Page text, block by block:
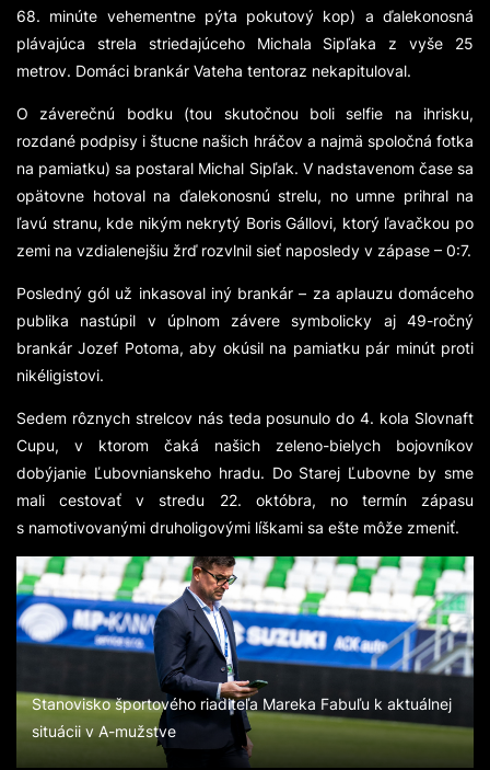
68. minúte vehementne pýta pokutový kop) a ďalekonosná
plávajúca strela striedajúceho Michala Sipľaka z vyše 25
metrov. Domáci brankár Vateha tentoraz nekapituloval.
O záverečnú bodku (tou skutočnou boli selfie na ihrisku,
rozdané podpisy i štucne našich hráčov a najmä spoločná fotka
na pamiatku) sa postaral Michal Sipľak. V nadstavenom čase sa
opätovne hotoval na ďalekonosnú strelu, no umne prihral na
ľavú stranu, kde nikým nekrytý Boris Gállovi, ktorý ľavačkou po
zemi na vzdialenejšiu žrď rozvlnil sieť naposledy v zápase – 0:7.
Posledný gól už inkasoval iný brankár – za aplauzu domáceho
publika nastúpil v úplnom závere symbolicky aj 49-ročný
brankár Jozef Potoma, aby okúsil na pamiatku pár minút proti
nikéligistovi.
Sedem rôznych strelcov nás teda posunulo do 4. kola Slovnaft
Cupu, v ktorom čaká našich zeleno-bielych bojovníkov
dobýjanie Ľubovnianskeho hradu. Do Starej Ľubovne by sme
mali cestovať v stredu 22. októbra, no termín zápasu
s namotivovanými druholigovými líškami sa ešte môže zmeniť.
Stanovisko športového riaditeľa Mareka Fabuľu k aktuálnej
situácii v A-mužstve